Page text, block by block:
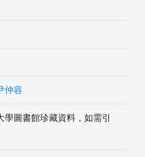
仲容
學圖書館珍藏資料，如需引